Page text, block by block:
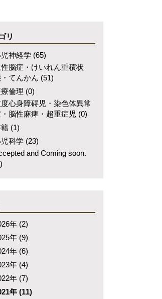
リ
神経学 (65)
脳症・けいれん重積状
てんかん (51)
倫理 (0)
心身障碍児・染色体異常
脳性麻痺・超重症児 (0)
(1)
科学 (23)
and Coming soon.
年 (2)
年 (9)
年 (6)
年 (4)
年 (7)
年 (11)